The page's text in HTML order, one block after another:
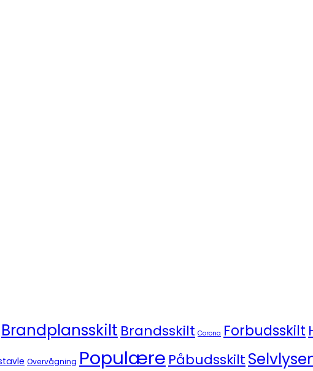
Brandplansskilt Brandsskilt Corona Forbudsskilt
Overvågning Populære Påbudsskilt